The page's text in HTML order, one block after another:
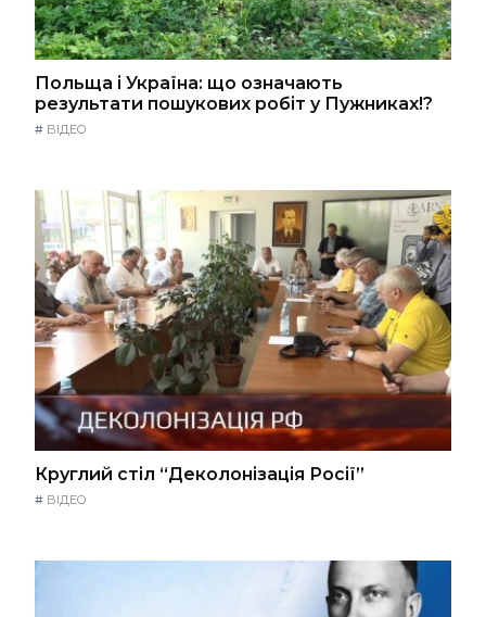
Польща і Україна: що означають
результати пошукових робіт у Пужниках!?
# ВІДЕО
Круглий стіл “Деколонізація Росії”
# ВІДЕО